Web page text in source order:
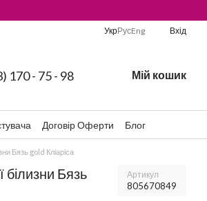
УкрРусEng Вхід
170 - 75 - 98 Мій кошик
Договір Оферти Блог
Бязь gold Кліаріса
білизни Бязь
Артикул
805670849